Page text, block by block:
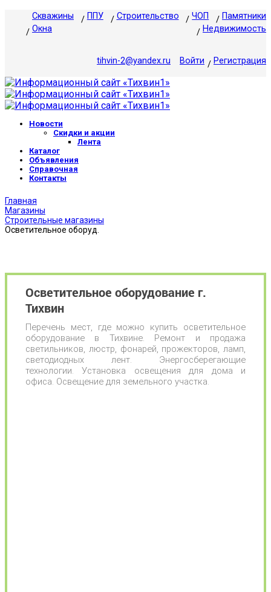
Скважины ППУ Строительство ЧОП
Памятники
Окна
Недвижимость
tihvin-2@yandex.ru Войти Регистрация
Новости
Скидки и акции
Лента
Каталог
Объявления
Справочная
Контакты
Главная
Магазины
Строительные магазины
Осветительное оборуд.
Осветительное оборудование г.
Тихвин
Перечень мест, где можно купить осветительное
оборудование в Тихвине. Ремонт и продажа
светильников, люстр, фонарей, прожекторов, ламп,
светодиодных лент. Энергосберегающие
технологии. Установка освещения для дома и
офиса. Освещение для земельного участка.